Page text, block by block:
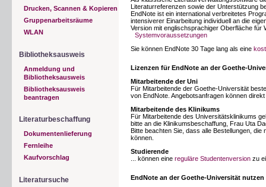
Drucken, Scannen & Kopieren
Gruppenarbeitsräume
WLAN
Bibliotheksausweis
Anmeldung und
Bibliotheksausweis
Bibliotheksausweis
beantragen
Literaturbeschaffung
Dokumentenlieferung
Fernleihe
Kaufvorschlag
Literatursuche
Literaturreferenzen sowie der Unterstützung
EndNote ist ein international verbreitetes
intensiverer Einarbeitung individuell an die
Version mit englischsprachiger Oberfläche für
Systemvoraussetzungen
Sie können EndNote 30 Tage lang als eine
Lizenzen für EndNote an der Goethe-
Mitarbeitende der Uni
Für Mitarbeitende der Goethe-Universität
von EndNote. Angebotsanfragen können
Mitarbeitende des Klinikums
Für Mitarbeitende des Universitätsklinikums
bitte an die Klinikumsbeschaffung, Frau Uta
Bitte beachten Sie, dass alle Bestellungen,
können.
Studierende
... können eine reguläre Studentenversion zu
EndNote an der Goethe-Universität nutzen